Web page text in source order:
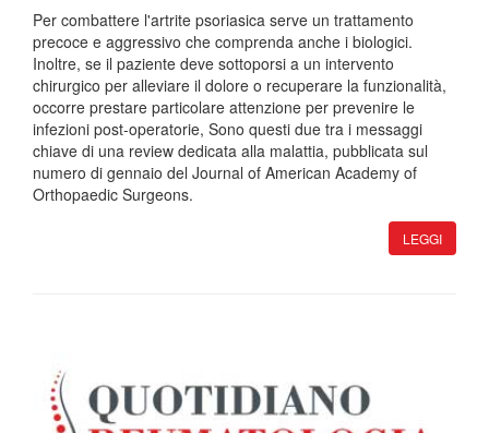
Per combattere l'artrite psoriasica serve un trattamento
precoce e aggressivo che comprenda anche i biologici.
Inoltre, se il paziente deve sottoporsi a un intervento
chirurgico per alleviare il dolore o recuperare la funzionalità,
occorre prestare particolare attenzione per prevenire le
infezioni post-operatorie, Sono questi due tra i messaggi
chiave di una review dedicata alla malattia, pubblicata sul
numero di gennaio del Journal of American Academy of
Orthopaedic Surgeons.
LEGGI